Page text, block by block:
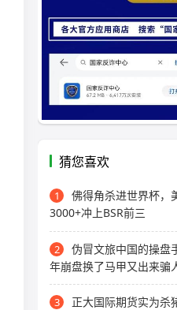
猜您喜欢
1
佛得角杀进世界杯，
3000+冲上BSR前三
2
伪冒文旅中国的操盘
年崩盘换了马甲又出来骗
3
正大国际期货实为杀